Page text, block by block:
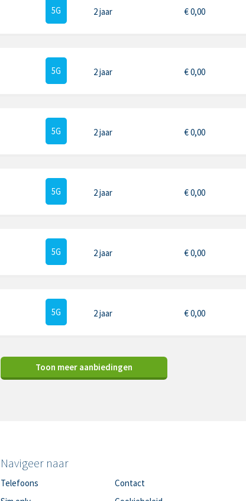
5G 2 jaar €0,00
5G 2 jaar €0,00
5G 2 jaar €0,00
5G 2 jaar €0,00
5G 2 jaar €0,00
5G 2 jaar €0,00
Toon meer aanbiedingen
Navigeer naar
Telefoons
Contact